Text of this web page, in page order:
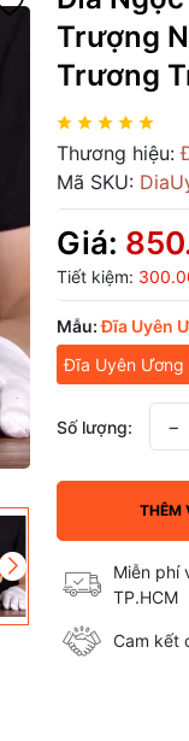
Trượng
Trương
Thương hiệu:
Mã SKU:
Giá:
Tiết kiệm:
Mẫu:Đĩa Uyên
Đĩa Uyên Ương
Số lượng: −
THÊM
Miễn phí
TP.HCM
Cam kết